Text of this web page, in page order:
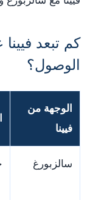
كم تبعد
الوصول؟
الوجهة من
فيينا
سالزبورغ